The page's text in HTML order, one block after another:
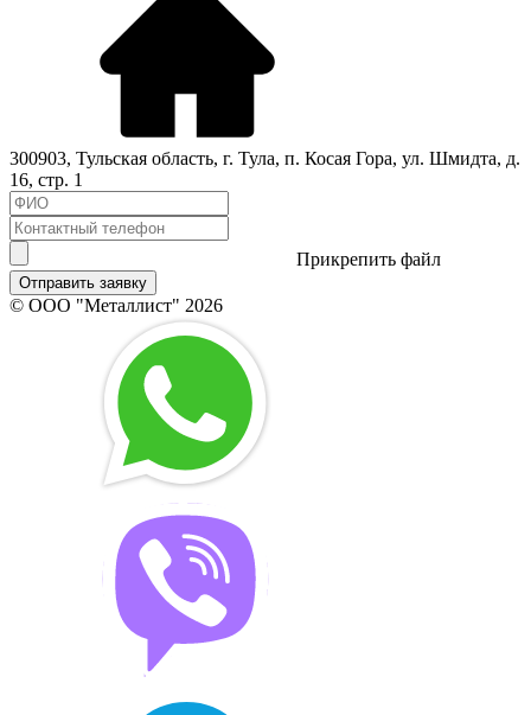
300903, Тульская область, г. Тула, п. Косая Гора, ул. Шмидта, д.
16, стр. 1
Прикрепить файл
Отправить заявку
© ООО "Металлист" 2026